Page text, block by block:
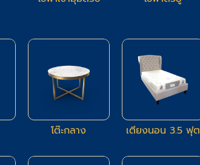
โต๊ะกลาง เตียงนอน 3.5 ฟุต